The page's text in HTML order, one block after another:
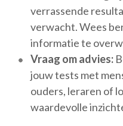
verrassende
verwacht. Wees
informatie te
Vraag om advies:
jouw tests met
ouders, leraren of
waardevolle